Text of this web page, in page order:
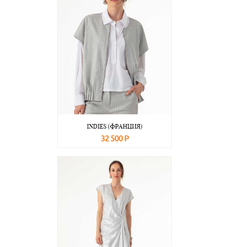
INDIES (ФРАНЦИЯ)
32 500 Р